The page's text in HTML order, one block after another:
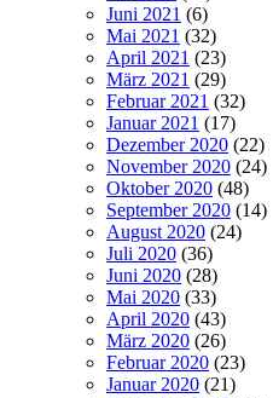
Juni 2021 (6)
Mai 2021 (32)
April 2021 (23)
März 2021 (29)
Februar 2021 (32)
Januar 2021 (17)
Dezember 2020 (22)
November 2020 (24)
Oktober 2020 (48)
September 2020 (14)
August 2020 (24)
Juli 2020 (36)
Juni 2020 (28)
Mai 2020 (33)
April 2020 (43)
März 2020 (26)
Februar 2020 (23)
Januar 2020 (21)